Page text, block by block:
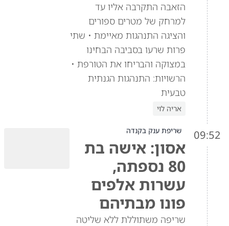
הזאבה התקרבה אליו עד
למרחק של מטרים ספורים
והציגה התנהגות מאיימת • שתי
פרות שרעו בסביבה הבחינו
במצוקה והבריחו את הטורפת •
הרשויות: התנהגות הגנתית
טבעית
אריה לוי
09:52 שריפת ענק בקנדה
אסון: אישה בת
80 נספתה,
עשרות אלפים
פונו מבתיהם
שריפה משתוללת ללא שליטה